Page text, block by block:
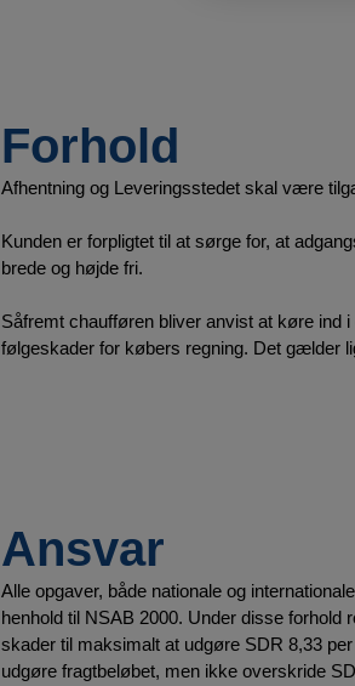
Forhold
Afhentning og Leveringsstedet skal være
Kunden er forpligtet til at sørge for, at
brede og højde fri.
Såfremt chaufføren bliver anvist at køre ind
følgeskader for købers regning. Det gælder
Ansvar
Alle opgaver, både nationale og
henhold til NSAB 2000. Under disse forhold
skader til maksimalt at udgøre SDR 8,33
udgøre fragtbeløbet, men ikke overskride